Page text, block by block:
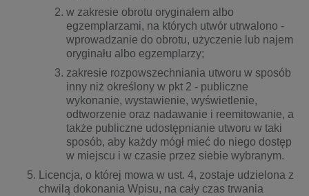
w zakresie obrotu oryginałem albo
egzemplarzami, na których utwór utrwalono -
wprowadzanie do obrotu, użyczenie lub najem
oryginału albo egzemplarzy;
zakresie rozpowszechniania utworu w sposób
inny niż określony w pkt 2 - publiczne
wykonanie, wystawienie, wyświetlenie,
odtworzenie oraz nadawanie i reemitowanie, a
także publiczne udostępnianie utworu w taki
sposób, aby każdy mógł mieć do niego dostęp
w miejscu i w czasie przez siebie wybranym.
Licencja, o której mowa w ust. 4, zostaje udzielona z
chwilą dokonania Wpisu, na cały czas trwania